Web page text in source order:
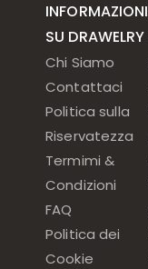
INFORMAZIONI
SU DRAWELRY
Chi Siamo
Contattaci
Politica sulla
Riservatezza
Termimi &
Condizioni
FAQ
Politica dei
Cookie